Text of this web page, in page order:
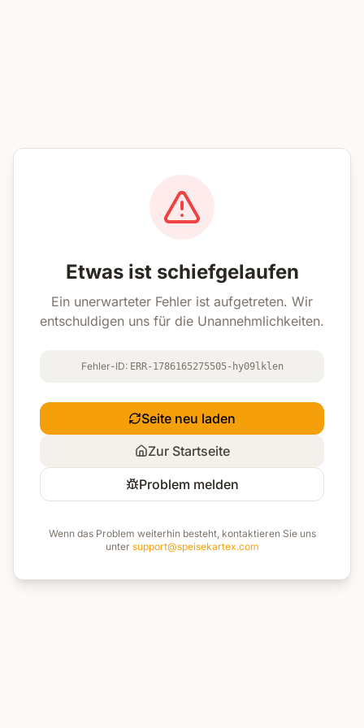
Etwas ist schiefgelaufen
Ein unerwarteter Fehler ist aufgetreten. Wir
entschuldigen uns für die Unannehmlichkeiten.
Fehler-ID: ERR-1786165275505-hy09lklen
Seite neu laden
Zur Startseite
Problem melden
Wenn das Problem weiterhin besteht, kontaktieren Sie uns
unter support@speisekartex.com